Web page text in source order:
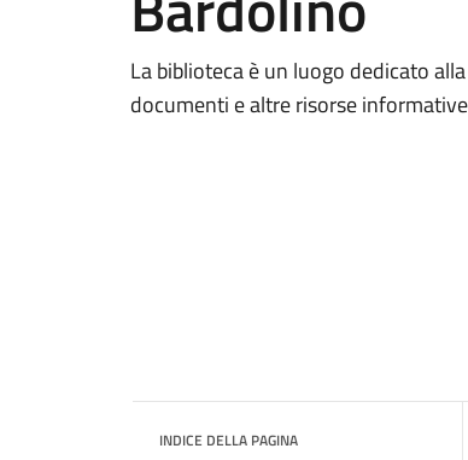
La biblioteca è un luogo dedicato
documenti e altre risorse
INDICE DELLA PAGINA